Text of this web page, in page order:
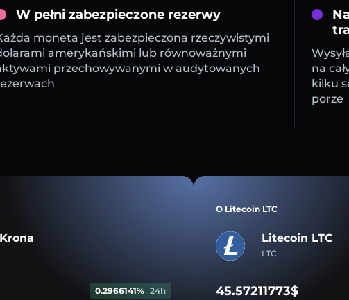
W pełni zabezpieczone rezerwy
moneta jest zabezpieczona rzeczywistymi
amerykańskimi lub równoważnymi
przechowywanymi w audytowanych
na
kilku
porze
0.2966141% 24h
O Litecoin LTC
Litecoin LTC
LTC
45.57211773$